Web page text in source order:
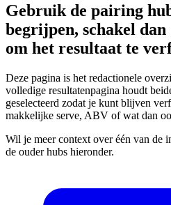
Gebruik de pairing
begrijpen, schakel
om het resultaat te
Deze pagina is het redactionele
volledige resultatenpagina houdt
geselecteerd zodat je kunt blijven
makkelijke serve, ABV of wat dan
Wil je meer context over één van de
de ouder hubs hieronder.